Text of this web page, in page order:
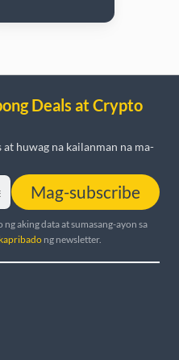
Deals at Crypto
huwag na kailanman na ma-
Mag-subscribe
aking data at sumasang-ayon sa
ng newsletter.